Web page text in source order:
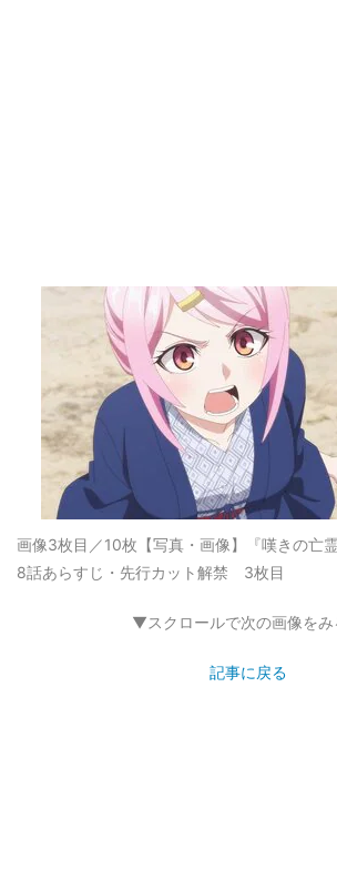
画像3枚目／10枚 【写真・画像】『嘆きの亡
8話あらすじ・先行カット解禁 3枚目
▼スクロールで次の画像を
記事に戻る